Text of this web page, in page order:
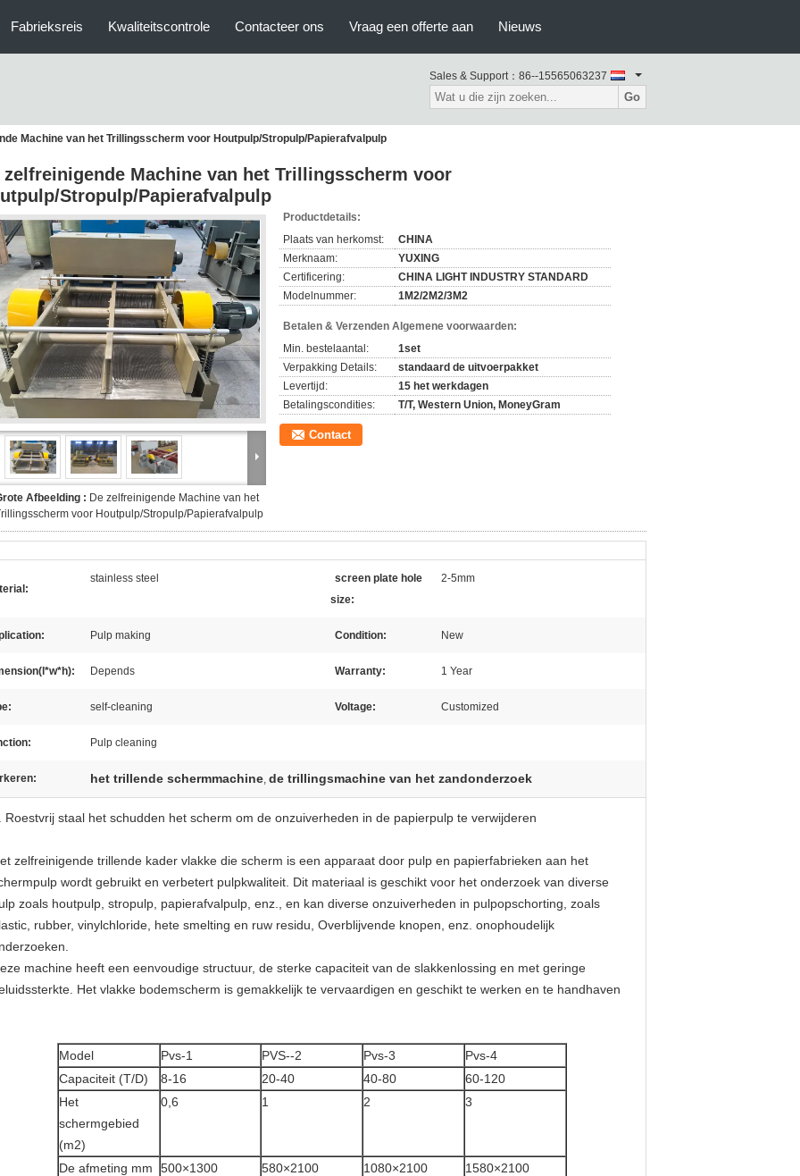
Fabrieksreis Kwaliteitscontrole Contacteer ons Vraag een offerte aan Nieuws
Sales & Support： 86--15565063237
Go
Machine van het Trillingsscherm voor Houtpulp/Stropulp/Papierafvalpulp
zelfreinigende Machine van het Trillingsscherm voor
Stropulp/Papierafvalpulp
Afbeelding : De zelfreinigende Machine van het
voor Houtpulp/Stropulp/Papierafvalpulp
Productdetails:
Plaats van herkomst:
CHINA
Merknaam:
YUXING
Certificering:
CHINA LIGHT INDUSTRY STANDARD
Modelnummer:
1M2/2M2/3M2
Betalen & Verzenden Algemene voorwaarden:
Min. bestelaantal:
1set
Verpakking Details:
standaard de uitvoerpakket
Levertijd:
15 het werkdagen
Betalingscondities:
T/T, Western Union, MoneyGram
Contact
stainless steel
screen plate hole
size:
2-5mm
Pulp making Condition: New
Depends Warranty: 1 Year
self-cleaning Voltage: Customized
Pulp cleaning
het trillende schermmachine, de trillingsmachine van het zandonderzoek
Roestvrij staal het schudden het scherm om de onzuiverheden in de papierpulp te verwijderen
zelfreinigende trillende kader vlakke die scherm is een apparaat door pulp en papierfabrieken aan het
wordt gebruikt en verbetert pulpkwaliteit. Dit materiaal is geschikt voor het onderzoek van diverse
zoals houtpulp, stropulp, papierafvalpulp, enz., en kan diverse onzuiverheden in pulpopschorting, zoals
rubber, vinylchloride, hete smelting en ruw residu, Overblijvende knopen, enz. onophoudelijk
machine heeft een eenvoudige structuur, de sterke capaciteit van de slakkenlossing en met geringe
Het vlakke bodemscherm is gemakkelijk te vervaardigen en geschikt te werken en te handhaven
Model Pvs-1 PVS--2 Pvs-3
Pvs-4
Capaciteit (T/D)
8-16 20-40 40-80
60-120
Het
schermgebied
(m2)
0,6 1 2 3
De afmeting mm
500×1300 580×2100 1080×2100 1580×2100